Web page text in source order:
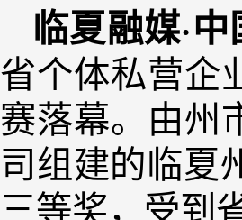
临夏融媒·
省个体私营企
赛落幕。由州
司组建的临夏
三等奖，受到